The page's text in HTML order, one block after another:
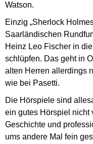
Watson.
Einzig „Sherlock
Saarländischen
Heinz Leo Fischer in
schlüpfen. Das geht in
alten Herren allerdings
wie bei Pasetti.
Die Hörspiele sind
ein gutes Hörspiel nicht
Geschichte und
ums andere Mal fein